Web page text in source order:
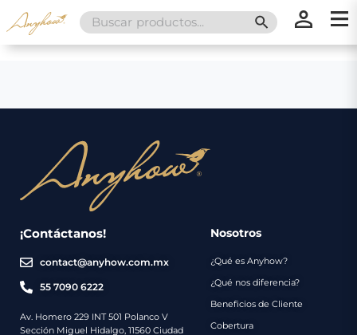
Search
for:
SEARCH
¡Contáctanos!
contact@anyhow.com.mx
55 7090 6222
Av. Homero 229 INT 501 Polanco V
Sección Miguel Hidalgo, 11560 Ciudad
Nosotros
¿Qué es Anyhow?
¿Qué nos diferencia?
Beneficios de Cliente
Cobertura
Nosotros
Servicios
Envíos
Métodos
Catálogo
Regalos
Contacto